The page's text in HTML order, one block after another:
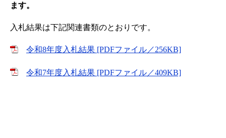
ます。
入札結果は下記関連書類のとおりです。
令和8年度入札結果 [PDFファイル／256KB]
令和7年度入札結果 [PDFファイル／409KB]